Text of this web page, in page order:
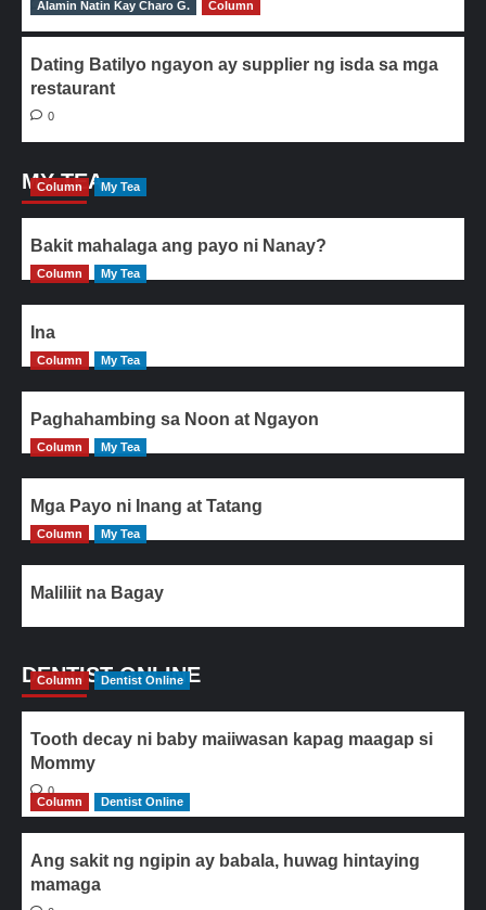
0
Alamin Natin Kay Charo G. Column
Dating Batilyo ngayon ay supplier ng isda sa mga
restaurant
0
MY TEA
Column My Tea
Bakit mahalaga ang payo ni Nanay?
Column My Tea
Ina
Column My Tea
Paghahambing sa Noon at Ngayon
Column My Tea
Mga Payo ni Inang at Tatang
Column My Tea
Maliliit na Bagay
DENTIST ONLINE
Column Dentist Online
Tooth decay ni baby maiiwasan kapag maagap si
Mommy
0
Column
Dentist Online
Ang sakit ng ngipin ay babala, huwag hintaying
mamaga